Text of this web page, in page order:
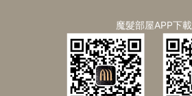
魔髮部屋APP下載